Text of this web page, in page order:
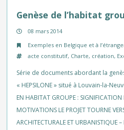
Genèse de l’habitat
08 mars 2014
Exemples en Belgique et à
acte constitutif, Charte, création,
Série de documents abordant la
« HEPSILONE » situé à Louvain-la-
EN HABITAT GROUPE :
MOTIVATIONS LE PROJET TOURNE
ARCHITECTURALE ET URBANISTIQUE